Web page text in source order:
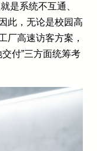
是系统不互通、
此，无论是校园高
厂高速访客方案，
付”三方面统筹考